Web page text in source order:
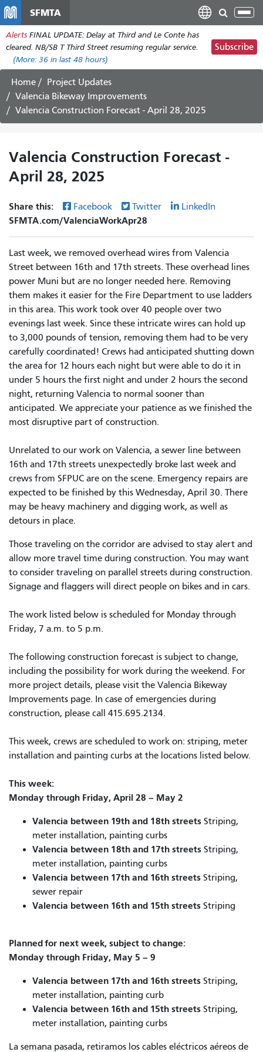
main
content
SFMTA
Alerts FINAL UPDATE: Delay at Third and Le Conte has
cleared. NB/SB T Third Street resuming regular service.
(More: 36 in last 48 hours)
Subscribe
Home
Project Updates
Valencia Bikeway Improvements
Valencia Construction Forecast - April 28, 2025
Valencia Construction Forecast -
April 28, 2025
Share this: Facebook Twitter LinkedIn
SFMTA.com/ValenciaWorkApr28
Last week, we removed overhead wires from Valencia
Street between 16th and 17th streets. These overhead lines
power Muni but are no longer needed here. Removing
them makes it easier for the Fire Department to use ladders
in this area. This work took over 40 people over two
evenings last week. Since these intricate wires can hold up
to 3,000 pounds of tension, removing them had to be very
carefully coordinated! Crews had anticipated shutting down
the area for 12 hours each night but were able to do it in
under 5 hours the first night and under 2 hours the second
night, returning Valencia to normal sooner than
anticipated. We appreciate your patience as we finished the
most disruptive part of construction.
Unrelated to our work on Valencia, a sewer line between
16th and 17th streets unexpectedly broke last week and
crews from SFPUC are on the scene. Emergency repairs are
expected to be finished by this Wednesday, April 30. There
may be heavy machinery and digging work, as well as
detours in place.
Those traveling on the corridor are advised to stay alert and
allow more travel time during construction. You may want
to consider traveling on parallel streets during construction.
Signage and flaggers will direct people on bikes and in cars.
The work listed below is scheduled for Monday through
Friday, 7 a.m. to 5 p.m.
The following construction forecast is subject to change,
including the possibility for work during the weekend. For
more project details, please visit the Valencia Bikeway
Improvements page. In case of emergencies during
construction, please call 415.695.2134.
This week, crews are scheduled to work on: striping, meter
installation and painting curbs at the locations listed below.
This week:
Monday through Friday, April 28 – May 2
Valencia between 19th and 18th streets Striping,
meter installation, painting curbs
Valencia between 18th and 17th streets Striping,
meter installation, painting curbs
Valencia between 17th and 16th streets Striping,
sewer repair
Valencia between 16th and 15th streets Striping
Planned for next week, subject to change:
Monday through Friday, May 5 – 9
Valencia between 17th and 16th streets Striping,
meter installation, painting curb
Valencia between 16th and 15th streets Striping,
meter installation, painting curbs
La semana pasada, retiramos los cables eléctricos aéreos de